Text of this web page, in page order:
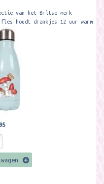
van het Britse merk
fles houdt drankjes 12 uur warm